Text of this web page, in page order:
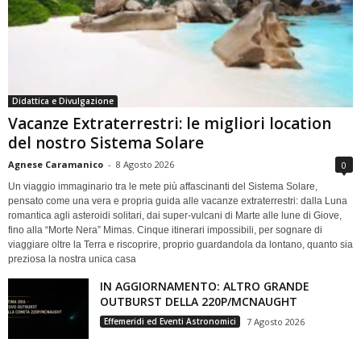
Didattica e Divulgazione
Vacanze Extraterrestri: le migliori location
del nostro Sistema Solare
Agnese Caramanico - 8 Agosto 2026 0
Un viaggio immaginario tra le mete più affascinanti del Sistema Solare,
pensato come una vera e propria guida alle vacanze extraterrestri: dalla Luna
romantica agli asteroidi solitari, dai super-vulcani di Marte alle lune di Giove,
fino alla “Morte Nera” Mimas. Cinque itinerari impossibili, per sognare di
viaggiare oltre la Terra e riscoprire, proprio guardandola da lontano, quanto sia
preziosa la nostra unica casa
IN AGGIORNAMENTO: ALTRO GRANDE
OUTBURST DELLA 220P/MCNAUGHT
Effemeridi ed Eventi Astronomici 7 Agosto 2026